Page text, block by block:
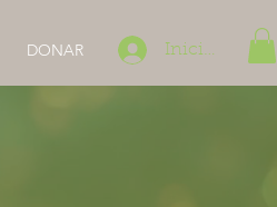
DONAR Iniciar sesión